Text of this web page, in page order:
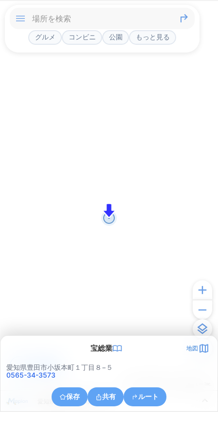
グルメ コンビニ 公園 もっと見る
宝総業 地図
愛知県豊田市小坂本町１丁目８−５
0565-34-3573
保存 共有 ルート
愛知県豊田市挙母町４丁目
アプリで見る